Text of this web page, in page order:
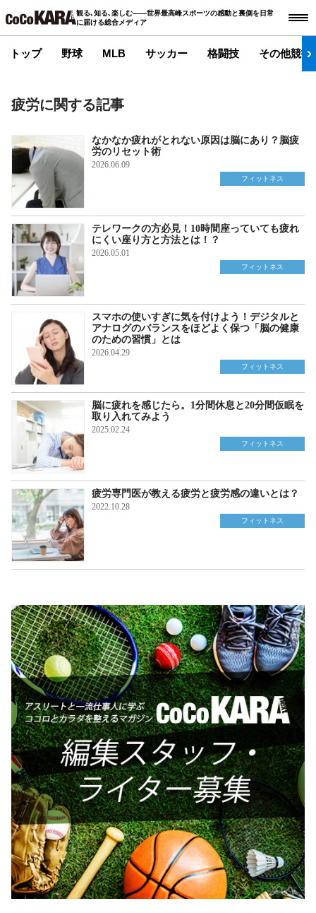
観る､知る､楽しむ――世界最高峰スポーツの感動と裏側を日常
に届ける総合メディア
トップ 野球 MLB サッカー 格闘技 その他競技
疲労に関する記事
なかなか疲れがとれない原因は脳にあり？脳疲
労のリセット術
2026.06.09
フィットネス
テレワークの方必見！10時間座っていても疲れ
にくい座り方と方法とは！？
2026.05.01
フィットネス
スマホの使いすぎに気を付けよう！デジタルと
アナログのバランスをほどよく保つ「脳の健康
のための習慣」とは
2026.04.29
フィットネス
脳に疲れを感じたら。1分間休息と20分間仮眠を
取り入れてみよう
2025.02.24
フィットネス
疲労専門医が教える疲労と疲労感の違いとは？
2022.10.28
フィットネス